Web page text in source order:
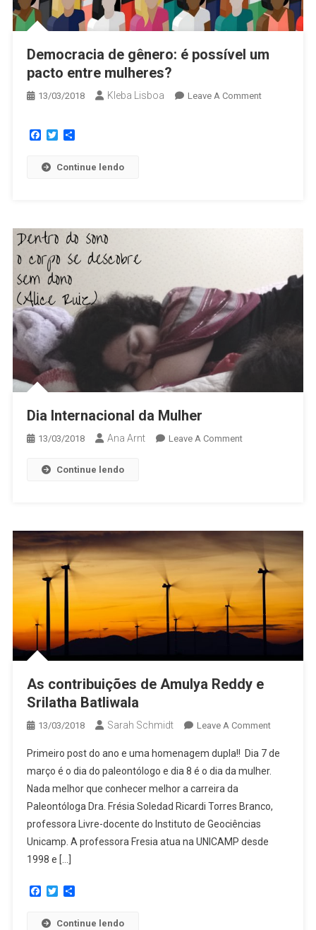
Democracia de gênero: é possível um
pacto entre mulheres?
13/03/2018 Kleba Lisboa Leave A Comment
Facebook
TwitterShare
Continue lendo
Dia Internacional da Mulher
13/03/2018 Ana Arnt Leave A Comment
Continue lendo
As contribuições de Amulya Reddy e
Srilatha Batliwala
13/03/2018 Sarah Schmidt Leave A Comment
Primeiro post do ano e uma homenagem dupla!! Dia 7 de
março é o dia do paleontólogo e dia 8 é o dia da mulher.
Nada melhor que conhecer melhor a carreira da
Paleontóloga Dra. Frésia Soledad Ricardi Torres Branco,
professora Livre-docente do Instituto de Geociências
Unicamp. A professora Fresia atua na UNICAMP desde
1998 e […]
Facebook
TwitterShare
Continue lendo